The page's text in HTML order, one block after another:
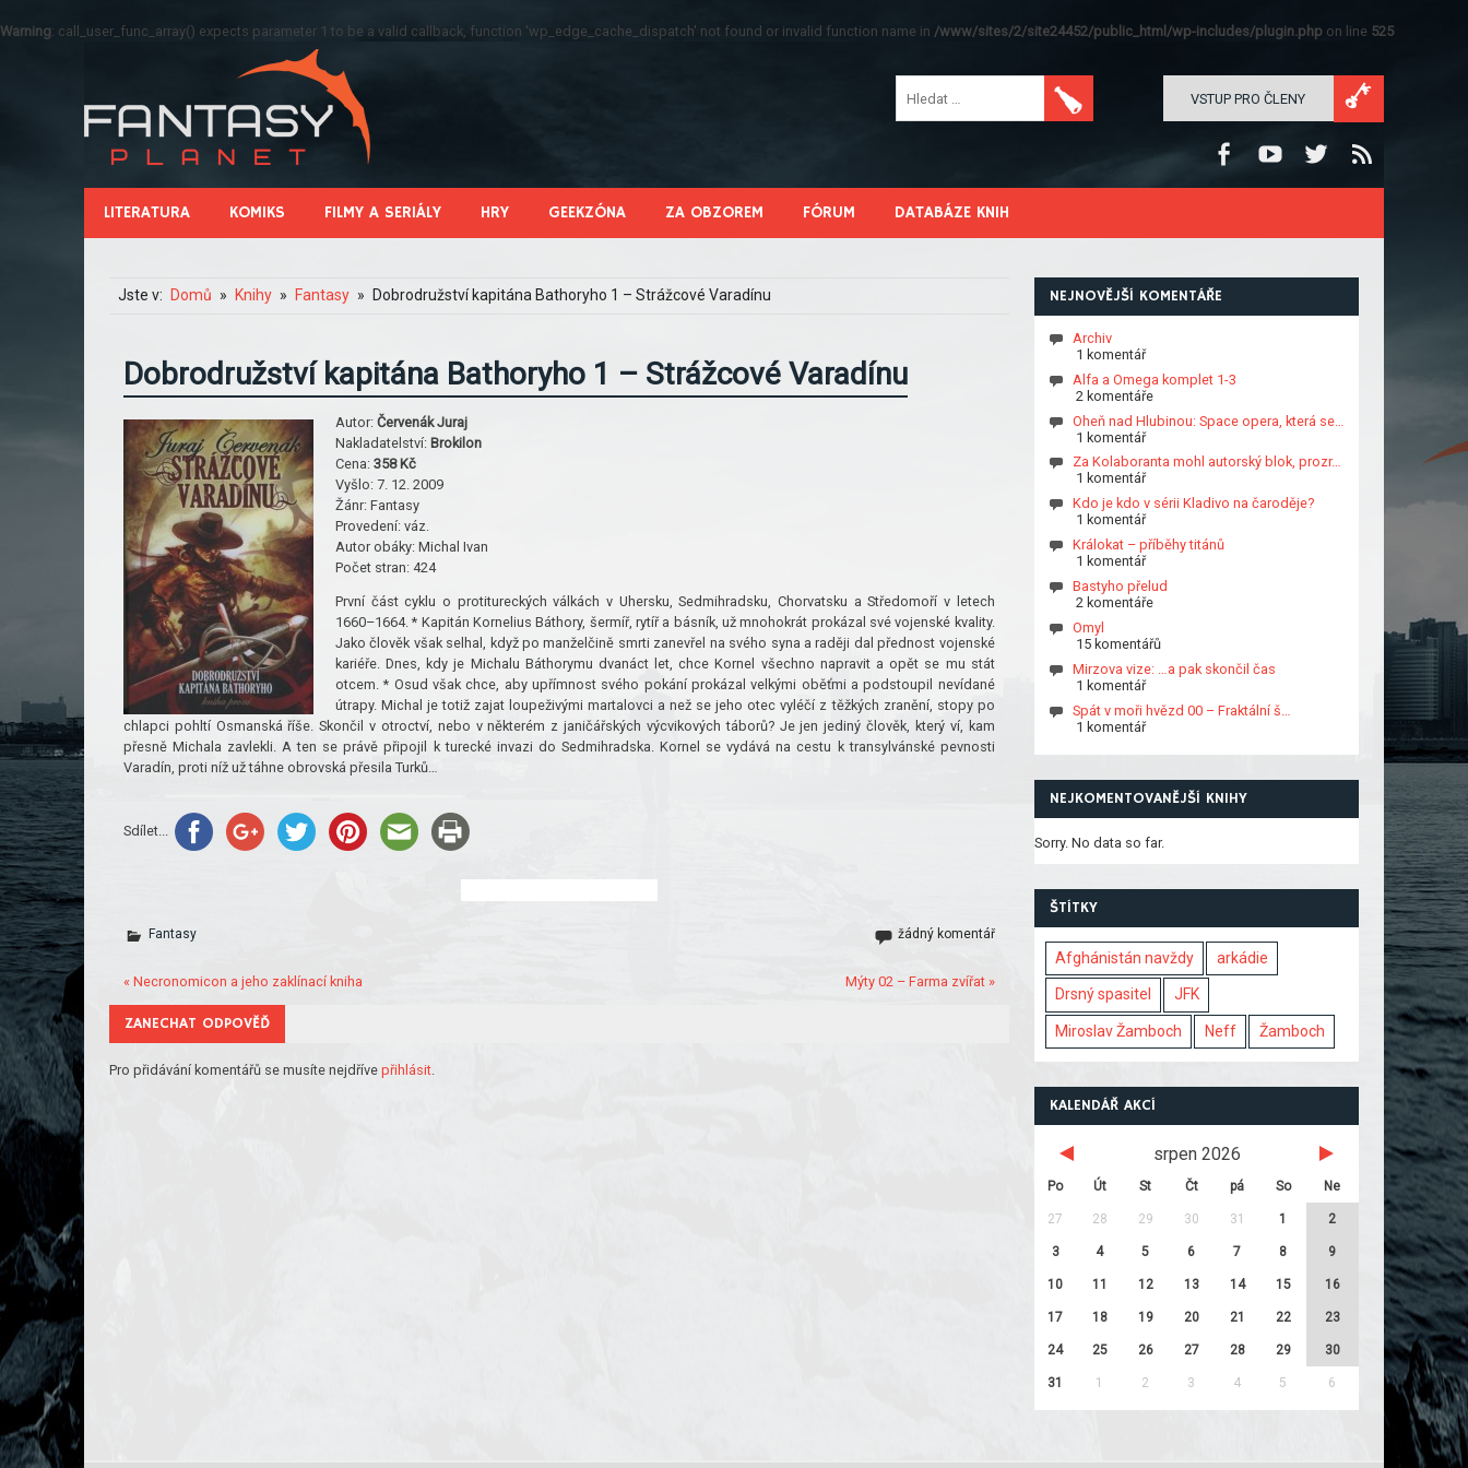
Warning: call_user_func_array() expects parameter 1 to be a valid callback, function 'wp_edge_cache_dispatch' not found or invalid function name in /www/sites/2/site24452/public_html/wp-includes/plugin.php on line 525
VSTUP PRO ČLENY
LITERATURA KOMIKS FILMY A SERIÁLY HRY GEEKZÓNA ZA OBZOREM FÓRUM DATABÁZE KNIH
Jste v: Domů Knihy Fantasy Dobrodružství kapitána Bathoryho 1 – Strážcové Varadínu
Dobrodružství kapitána Bathoryho 1 – Strážcové Varadínu
Autor: Červenák Juraj
Nakladatelství: Brokilon
Cena: 358 Kč
Vyšlo: 7. 12. 2009
Žánr: Fantasy
Provedení: váz.
Autor obáky: Michal Ivan
Počet stran: 424
První část cyklu o protitureckých válkách v Uhersku, Sedmihradsku, Chorvatsku a Středomoří v letech
1660–1664. * Kapitán Kornelius Báthory, šermíř, rytíř a básník, už mnohokrát prokázal své vojenské kvality.
Jako člověk však selhal, když po manželčině smrti zanevřel na svého syna a raději dal přednost vojenské
kariéře. Dnes, kdy je Michalu Báthorymu dvanáct let, chce Kornel všechno napravit a opět se mu stát
otcem. * Osud však chce, aby upřímnost svého pokání prokázal velkými oběťmi a podstoupil nevídané
útrapy. Michal je totiž zajat loupeživými martalovci a než se jeho otec vyléčí z těžkých zranění, stopy po
chlapci pohltí Osmanská říše. Skončil v otroctví, nebo v některém z janičářských výcvikových táborů? Je jen jediný člověk, který ví, kam
přesně Michala zavlekli. A ten se právě připojil k turecké invazi do Sedmihradska. Kornel se vydává na cestu k transylvánské pevnosti
Varadín, proti níž už táhne obrovská přesila Turků…
Sdílet...
Fantasy žádný komentář
« Necronomicon a jeho zaklínací kniha Mýty 02 – Farma zvířat »
ZANECHAT ODPOVĚĎ
Pro přidávání komentářů se musíte nejdřívepřihlásit.
NEJNOVĚJŠÍ KOMENTÁŘE
Archiv
1 komentář
Alfa a Omega komplet 1-3
2 komentáře
Oheň nad Hlubinou: Space opera, která se…
1 komentář
Za Kolaboranta mohl autorský blok, prozr…
1 komentář
Kdo je kdo v sérii Kladivo na čaroděje?
1 komentář
Králokat – příběhy titánů
1 komentář
Bastyho přelud
2 komentáře
Omyl
15 komentářů
Mirzova vize: …a pak skončil čas
1 komentář
Spát v moři hvězd 00 – Fraktální š…
1 komentář
NEJKOMENTOVANĚJŠÍ KNIHY
Sorry. No data so far.
ŠTÍTKY
Afghánistán navždy arkádie
Drsný spasitel JFK
Miroslav Žamboch Neff Žamboch
KALENDÁŘ AKCÍ
srpen 2026
Po Út St Čt pá So Ne
27 28 29 30 31 1 2
3 4 5 6 7 8 9
10 11 12 13 14 15 16
17 18 19 20 21 22 23
24 25 26 27 28 29 30
31 1 2 3 4 5 6